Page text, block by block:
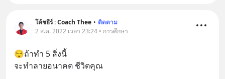
โค้ชธีร์ : Coach Thee • ติดตาม
2 ส.ค. 2022 เวลา 23:24 • การศึกษา
😌ถ้าทำ 5 สิ่งนี้
จะทำลายอนาคต ชีวิตคุณ